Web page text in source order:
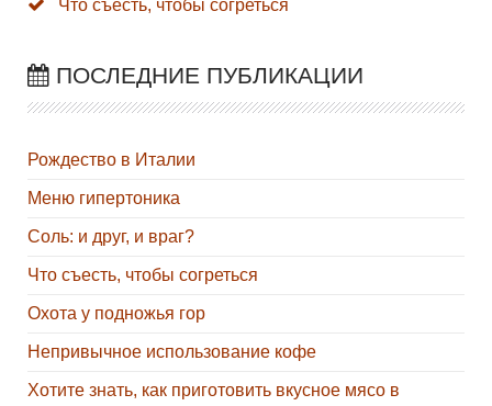
Что съесть, чтобы согреться
ПОСЛЕДНИЕ ПУБЛИКАЦИИ
Рождество в Италии
Меню гипертоника
Соль: и друг, и враг?
Что съесть, чтобы согреться
Охота у подножья гор
Непривычное использование кофе
Хотите знать, как приготовить вкусное мясо в